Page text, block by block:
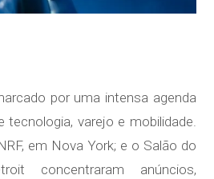
por uma intensa agenda
tecnologia, varejo e mobilidade.
em Nova York; e o Salão do
concentraram anúncios,